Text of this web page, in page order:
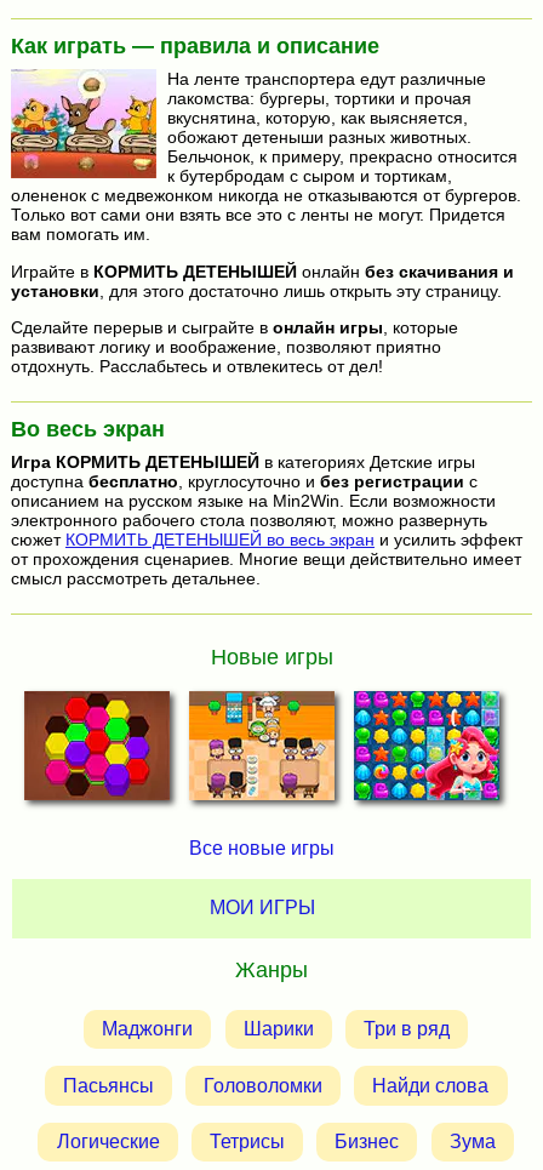
Как играть — правила и описание
На ленте транспортера едут различные
лакомства: бургеры, тортики и прочая
вкуснятина, которую, как выясняется,
обожают детеныши разных животных.
Бельчонок, к примеру, прекрасно относится
к бутербродам с сыром и тортикам,
олененок с медвежонком никогда не отказываются от бургеров.
Только вот сами они взять все это с ленты не могут. Придется
вам помогать им.
Играйте в КОРМИТЬ ДЕТЕНЫШЕЙонлайн без скачивания и
установки , для этого достаточно лишь открыть эту страницу.
Сделайте перерыв и сыграйте в онлайн игры , которые
развивают логику и воображение, позволяют приятно
отдохнуть. Расслабьтесь и отвлекитесь от дел!
Во весь экран
Игра КОРМИТЬ ДЕТЕНЫШЕЙв категориях Детские игры
доступна бесплатно , круглосуточно и без регистрации с
описанием на русском языке на Min2Win. Если возможности
электронного рабочего стола позволяют, можно развернуть
сюжет КОРМИТЬ ДЕТЕНЫШЕЙ во весь экран и усилить эффект
от прохождения сценариев. Многие вещи действительно имеет
смысл рассмотреть детальнее.
Новые игры
Все новые игры
МОИ ИГРЫ
Жанры
Маджонги Шарики Три в ряд
Пасьянсы Головоломки Найди слова
Логические Тетрисы Бизнес Зума